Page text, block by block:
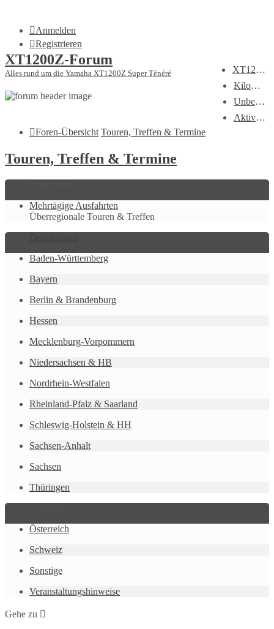
Anmelden
Registrieren
XT1200Z-Wiki
Kilometerstatistik
Unbeantwortete Themen
Aktive Themen
XT1200Z-Forum
Alles rund um die Yamaha XT1200Z Super Ténéré
Foren-Übersicht Touren, Treffen & Termine
Touren, Treffen & Termine
Mehrtägige Ausfahrten
Überregionale Touren & Treffen
Baden-Württemberg
Bayern
Berlin & Brandenburg
Hessen
Mecklenburg-Vorpommern
Niedersachsen & HB
Nordrhein-Westfalen
Rheinland-Pfalz & Saarland
Schleswig-Holstein & HH
Sachsen-Anhalt
Sachsen
Thüringen
Österreich
Schweiz
Sonstige
Veranstaltungshinweise
Gehe zu